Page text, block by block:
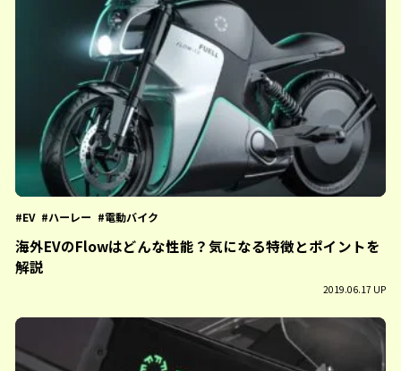
EV ハーレー 電動バイク
海外EVのFlowはどんな性能？気になる特徴とポイントを
解説
2019.06.17 UP